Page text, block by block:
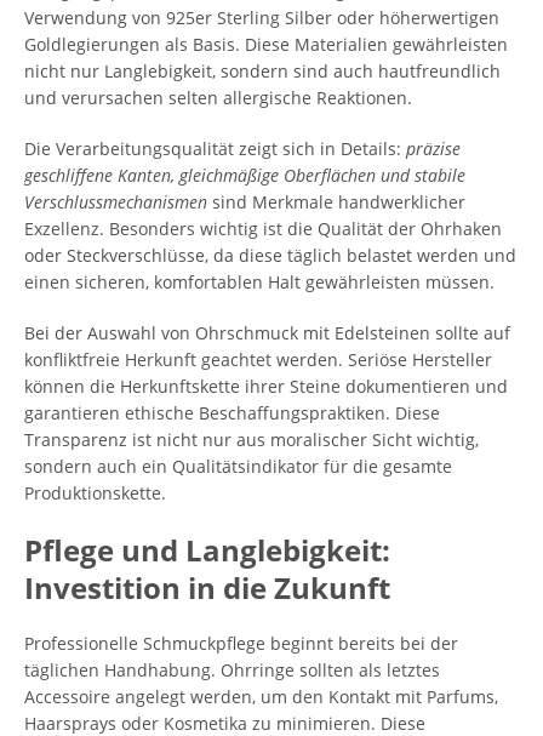
Verwendung von 925er Sterling Silber oder höherwertigen
Goldlegierungen als Basis. Diese Materialien gewährleisten
nicht nur Langlebigkeit, sondern sind auch hautfreundlich
und verursachen selten allergische Reaktionen.
Die Verarbeitungsqualität zeigt sich in Details: präzise
geschliffene Kanten, gleichmäßige Oberflächen und stabile
Verschlussmechanismen sind Merkmale handwerklicher
Exzellenz. Besonders wichtig ist die Qualität der Ohrhaken
oder Steckverschlüsse, da diese täglich belastet werden und
einen sicheren, komfortablen Halt gewährleisten müssen.
Bei der Auswahl von Ohrschmuck mit Edelsteinen sollte auf
konfliktfreie Herkunft geachtet werden. Seriöse Hersteller
können die Herkunftskette ihrer Steine dokumentieren und
garantieren ethische Beschaffungspraktiken. Diese
Transparenz ist nicht nur aus moralischer Sicht wichtig,
sondern auch ein Qualitätsindikator für die gesamte
Produktionskette.
Pflege und Langlebigkeit:
Investition in die Zukunft
Professionelle Schmuckpflege beginnt bereits bei der
täglichen Handhabung. Ohrringe sollten als letztes
Accessoire angelegt werden, um den Kontakt mit Parfums,
Haarsprays oder Kosmetika zu minimieren. Diese